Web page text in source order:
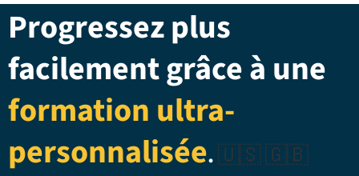
Progressez plus
facilement grâce à une
formation ultra-
personnalisée.🇺🇸 🇬🇧